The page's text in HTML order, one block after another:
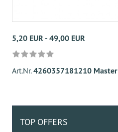
5,20 EUR - 49,00 EUR
Art.Nr.4260357181210 Master
TOP OFFERS